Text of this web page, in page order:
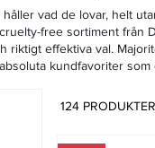
vad de lovar, helt
free sortiment från
riktigt effektiva val.
kundfavoriter
124 PRODUKTER